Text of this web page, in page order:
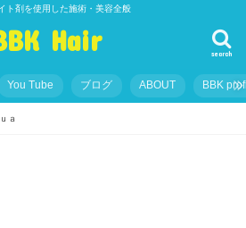
ト剤を使用した施術・美容全般
Hair search
You Tube ブログ ABOUT BBK
ａ